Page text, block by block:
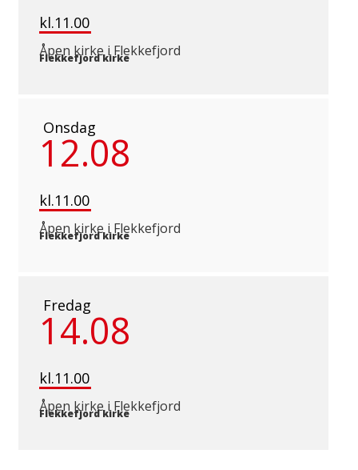
kl.11.00
Åpen kirke i Flekkefjord
Flekkefjord kirke
Onsdag
12.08
kl.11.00
Åpen kirke i Flekkefjord
Flekkefjord kirke
Fredag
14.08
kl.11.00
Åpen kirke i Flekkefjord
Flekkefjord kirke